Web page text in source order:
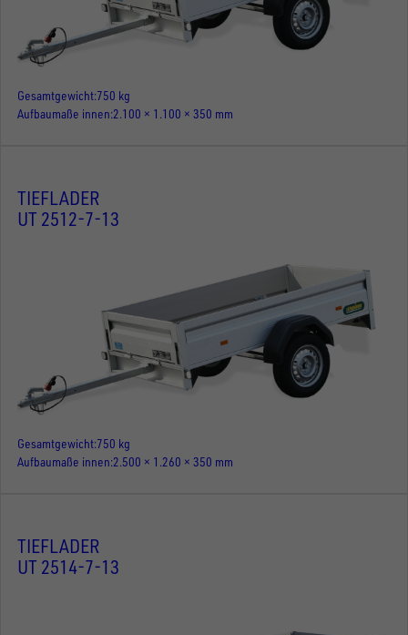
Gesamtgewicht 750 kg
Aufbaumaße innen 2.100 × 1.100 × 350 mm
TIEFLADER
UT 2512-7-13
Gesamtgewicht 750 kg
Aufbaumaße innen 2.500 × 1.260 × 350 mm
TIEFLADER
UT 2514-7-13